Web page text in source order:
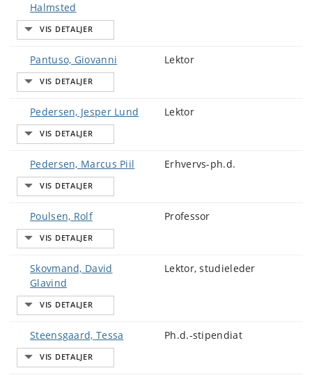
Halmsted
Pantuso, Giovanni Lektor
Pedersen, Jesper Lund Lektor
Pedersen, Marcus Piil Erhvervs-ph.d.
Poulsen, Rolf Professor
Skovmand, David
Glavind
Lektor, studieleder
Steensgaard, Tessa Ph.d.-stipendiat